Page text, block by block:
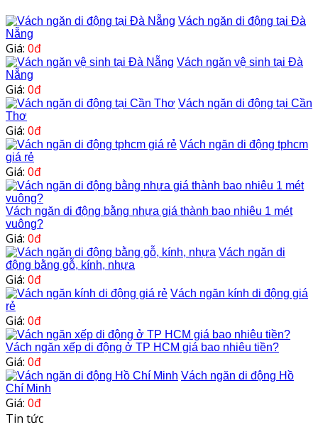
Vách ngăn di động tại Đà
Nẵng
Giá: 0đ
Vách ngăn vệ sinh tại Đà
Nẵng
Giá: 0đ
Vách ngăn di động tại Cần
Thơ
Giá: 0đ
Vách ngăn di động tphcm
giá rẻ
Giá: 0đ
Vách ngăn di động bằng nhựa giá thành bao nhiêu 1 mét
vuông?
Giá: 0đ
Vách ngăn di
động bằng gỗ, kính, nhựa
Giá: 0đ
Vách ngăn kính di động giá
rẻ
Giá: 0đ
Vách ngăn xếp di động ở TP HCM giá bao nhiêu tiền?
Giá: 0đ
Vách ngăn di động Hồ
Chí Minh
Giá: 0đ
Tin tức